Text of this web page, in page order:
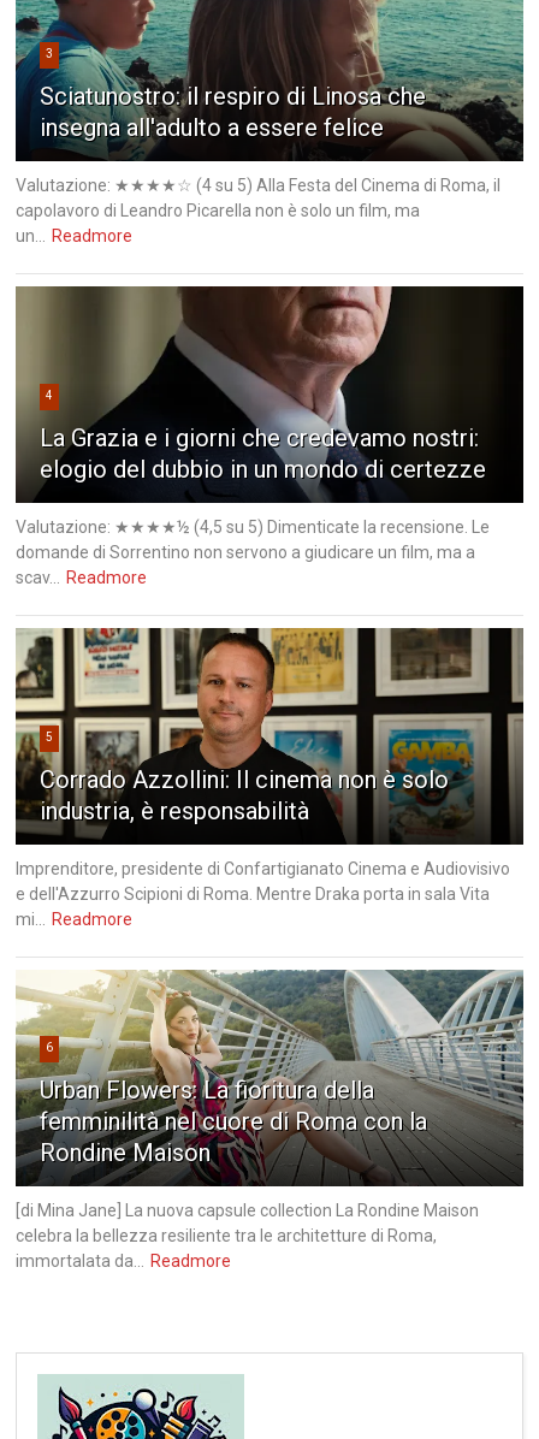
3
Sciatunostro: il respiro di Linosa che
insegna all'adulto a essere felice
Valutazione: ★★★★☆ (4 su 5) Alla Festa del Cinema di Roma, il
capolavoro di Leandro Picarella non è solo un film, ma
un... Readmore
4
La Grazia e i giorni che credevamo nostri:
elogio del dubbio in un mondo di certezze
Valutazione: ★★★★½ (4,5 su 5) Dimenticate la recensione. Le
domande di Sorrentino non servono a giudicare un film, ma a
scav... Readmore
5
Corrado Azzollini: Il cinema non è solo
industria, è responsabilità
Imprenditore, presidente di Confartigianato Cinema e Audiovisivo
e dell'Azzurro Scipioni di Roma. Mentre Draka porta in sala Vita
mi... Readmore
6
Urban Flowers: La fioritura della
femminilità nel cuore di Roma con la
Rondine Maison
[di Mina Jane] La nuova capsule collection La Rondine Maison
celebra la bellezza resiliente tra le architetture di Roma,
immortalata da... Readmore